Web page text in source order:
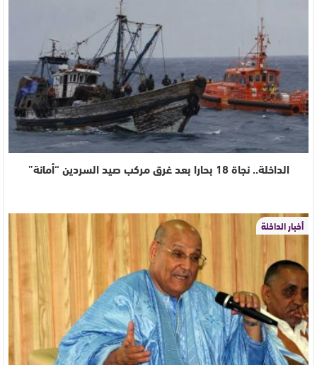
الداخلة.. نجاة 18 بحارا بعد غرق مركب صيد السردين “أمانة”
أخبار الداخلة